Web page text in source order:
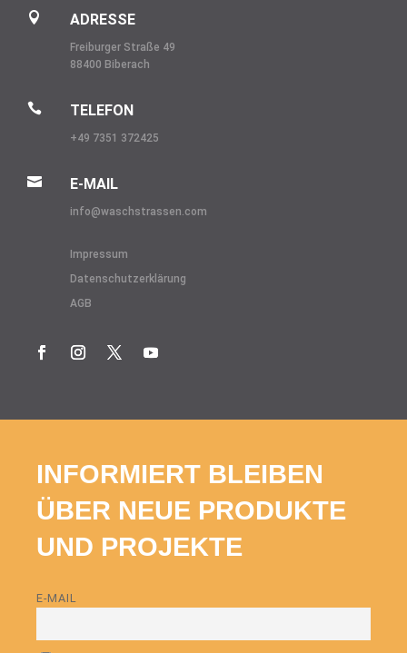
 ADRESSE
Freiburger Straße 49
88400 Biberach
 TELEFON
+49 7351 372425
 E-MAIL
info@waschstrassen.com
Impressum
Datenschutzerklärung
AGB
INFORMIERT BLEIBEN
ÜBER NEUE PRODUKTE
UND PROJEKTE
E-MAIL